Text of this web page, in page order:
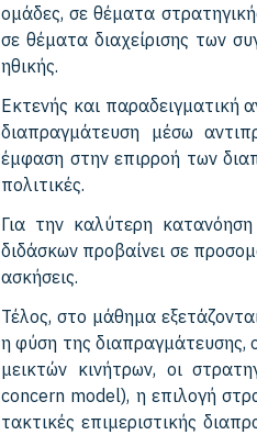
ομάδες, σε θέματα
σε θέματα διαχείρισης των
ηθικής.
Εκτενής και παραδειγματική
διαπραγμάτευση μέσω
έμφαση στην επιρροή των
πολιτικές.
Για την καλύτερη
διδάσκων προβαίνει σε
ασκήσεις.
Τέλος, στο μάθημα
η φύση της διαπραγμάτευσης,
μεικτών κινήτρων, οι
concern model), η επιλογή
τακτικές επιμεριστικής